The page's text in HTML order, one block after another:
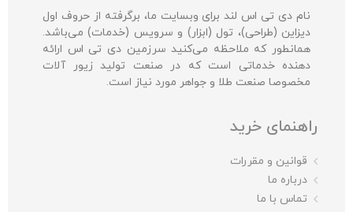
نام دی تی اس لند برای وبسایت ما، برگرفته از حروف اول
دیزاین (طراحی)، تول (ابزار) و سرویس (خدمات) می‌باشد.
همانطور که ملاحظه می‌کنید سرزمین دی تی اس ارائه
دهنده خدماتی است که در صنعت تولید زیور آلات
مخصوصا صنعت طلا و جواهر مورد نیاز است.
راهنمای خرید
قوانین و مقررات
درباره ما
تماس با ما